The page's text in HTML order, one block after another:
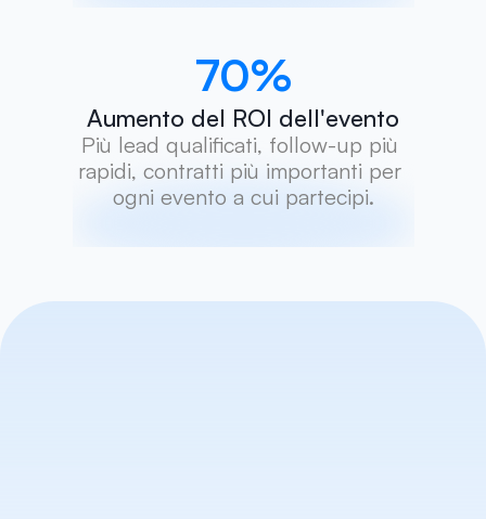
70%
Aumento del ROI dell'evento
Più lead qualificati, follow-up più
rapidi, contratti più importanti per
ogni evento a cui partecipi.